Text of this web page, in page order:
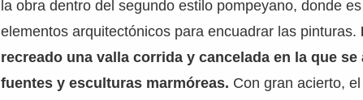
la obra dentro del segundo estilo pompeyano, donde
elementos arquitectónicos para encuadrar las pinturas.
recreado una valla corrida y cancelada en la que
fuentes y esculturas marmóreas. Con gran acierto,